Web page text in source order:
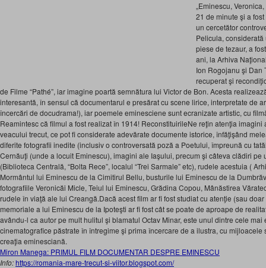
„Eminescu,
21 de minute şi a
un cercetător
Pelicula,
piese de tezaur, a
ani, la Arhiva
Ion Rogojanu şi Dan
recuperat şi
de Filme “Pathé”, iar imagine poartă semnătura lui Victor de Bon. Acesta
interesantă, în sensul că documentarul e presărat cu scene lirice, interpretate de
încercări de docudrama!), iar poemele eminesciene sunt ecranizate artistic, cu
Reamintesc că filmul a fost realizat în 1914! ReconstituirileNe reţin atenţia
veacului trecut, ce pot fi considerate adevărate documente istorice, înfăţişând
diferite fotografii inedite (inclusiv o controversată poză a Poetului, împreună cu
Cernăuţi (unde a locuit Eminescu), imagini ale Iaşului, precum şi câteva clădiri
(Biblioteca Centrală, “Bolta Rece”, localul “Trei Sarmale” etc), rudele acestuia (
Mormântul lui Eminescu de la Cimitirul Bellu, busturile lui Eminescu de la
fotografiile Veronicăi Micle, Teiul lui Eminescu, Grădina Copou, Mânăstirea
rudele în viaţă ale lui Creangă.Dacă acest film ar fi fost studiat cu atenţie (sau
memoriale a lui Eminescu de la Ipoteşti ar fi fost cât se poate de aproape de
avându-l ca autor pe mult hulitul şi blamatul Octav Minar, este unul dintre cele
cinematografice păstrate în întregime şi prima încercare de a ilustra, cu
creaţia eminesciană.
Miron Manega: PRIMUL FILM DOCUMENTAR DESPRE EMINESCU
Info:https://romania-mare-trecut-si-viitor.blogspot.com/